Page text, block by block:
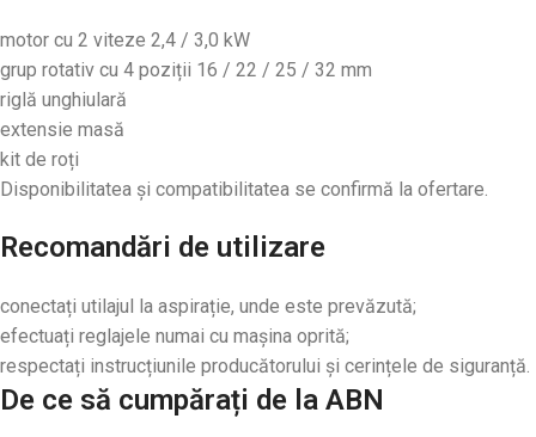
motor cu 2 viteze 2,4 / 3,0 kW
grup rotativ cu 4 poziții 16 / 22 / 25 / 32 mm
riglă unghiulară
extensie masă
kit de roți
Disponibilitatea și compatibilitatea se confirmă la ofertare.
Recomandări de utilizare
conectați utilajul la aspirație, unde este prevăzută;
efectuați reglajele numai cu mașina oprită;
respectați instrucțiunile producătorului și cerințele de siguranță.
De ce să cumpărați de la ABN